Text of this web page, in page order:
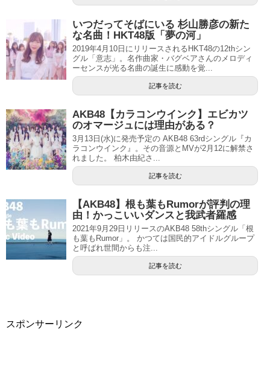
いつだってそばにいる 杉山勝彦の新た
な名曲！HKT48版「夢の河」
2019年4月10日にリリースされるHKT48の12thシン
グル「意志」。名作曲家・バグベアさんのメロディ
ーセンスが光る名曲の誕生に感動を覚...
記事を読む
AKB48【カラコンウインク】エビカツ
のオマージュには理由がある？
3月13日(水)に発売予定の AKB48 63rdシングル『カ
ラコンウインク』。その音源とMVが2月12に解禁さ
れました。 柏木由紀さ...
記事を読む
【AKB48】根も葉もRumorが評判の理
由！かっこいいダンスと我武者羅感
2021年9月29日リリースのAKB48 58thシングル「根
も葉もRumor」。 かつては国民的アイドルグループ
と呼ばれ世間からも注...
記事を読む
スポンサーリンク